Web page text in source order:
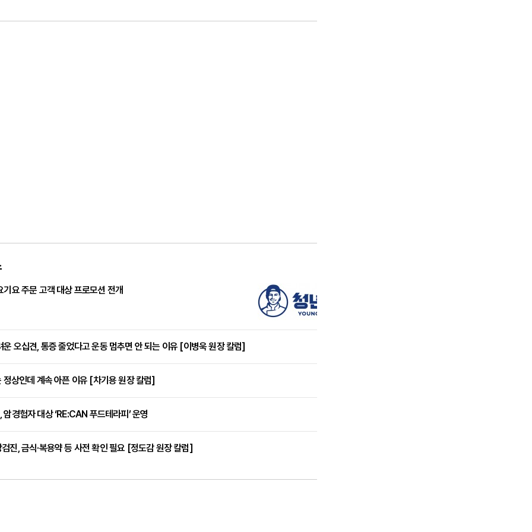
기요 주문 고객 대상 프로모션 전개
운 오십견, 통증 줄었다고 운동 멈추면 안 되는 이유 [이병욱 원장 칼럼]
정상인데 계속 아픈 이유 [차기용 원장 칼럼]
암경험자 대상 ‘RE:CAN 푸드테라피’ 운영
진, 금식·복용약 등 사전 확인 필요 [정도감 원장 칼럼]